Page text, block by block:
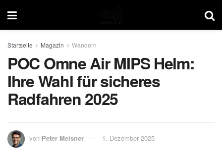
Startseite Magazin Wandern
POC Omne Air MIPS Helm:
Ihre Wahl für sicheres
Radfahren 2025
von Peter Meisner 1. Dezember 2025